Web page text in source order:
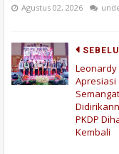
Agustus 02, 2026
Leonardy
Apresiasi
PKDP
Kembali